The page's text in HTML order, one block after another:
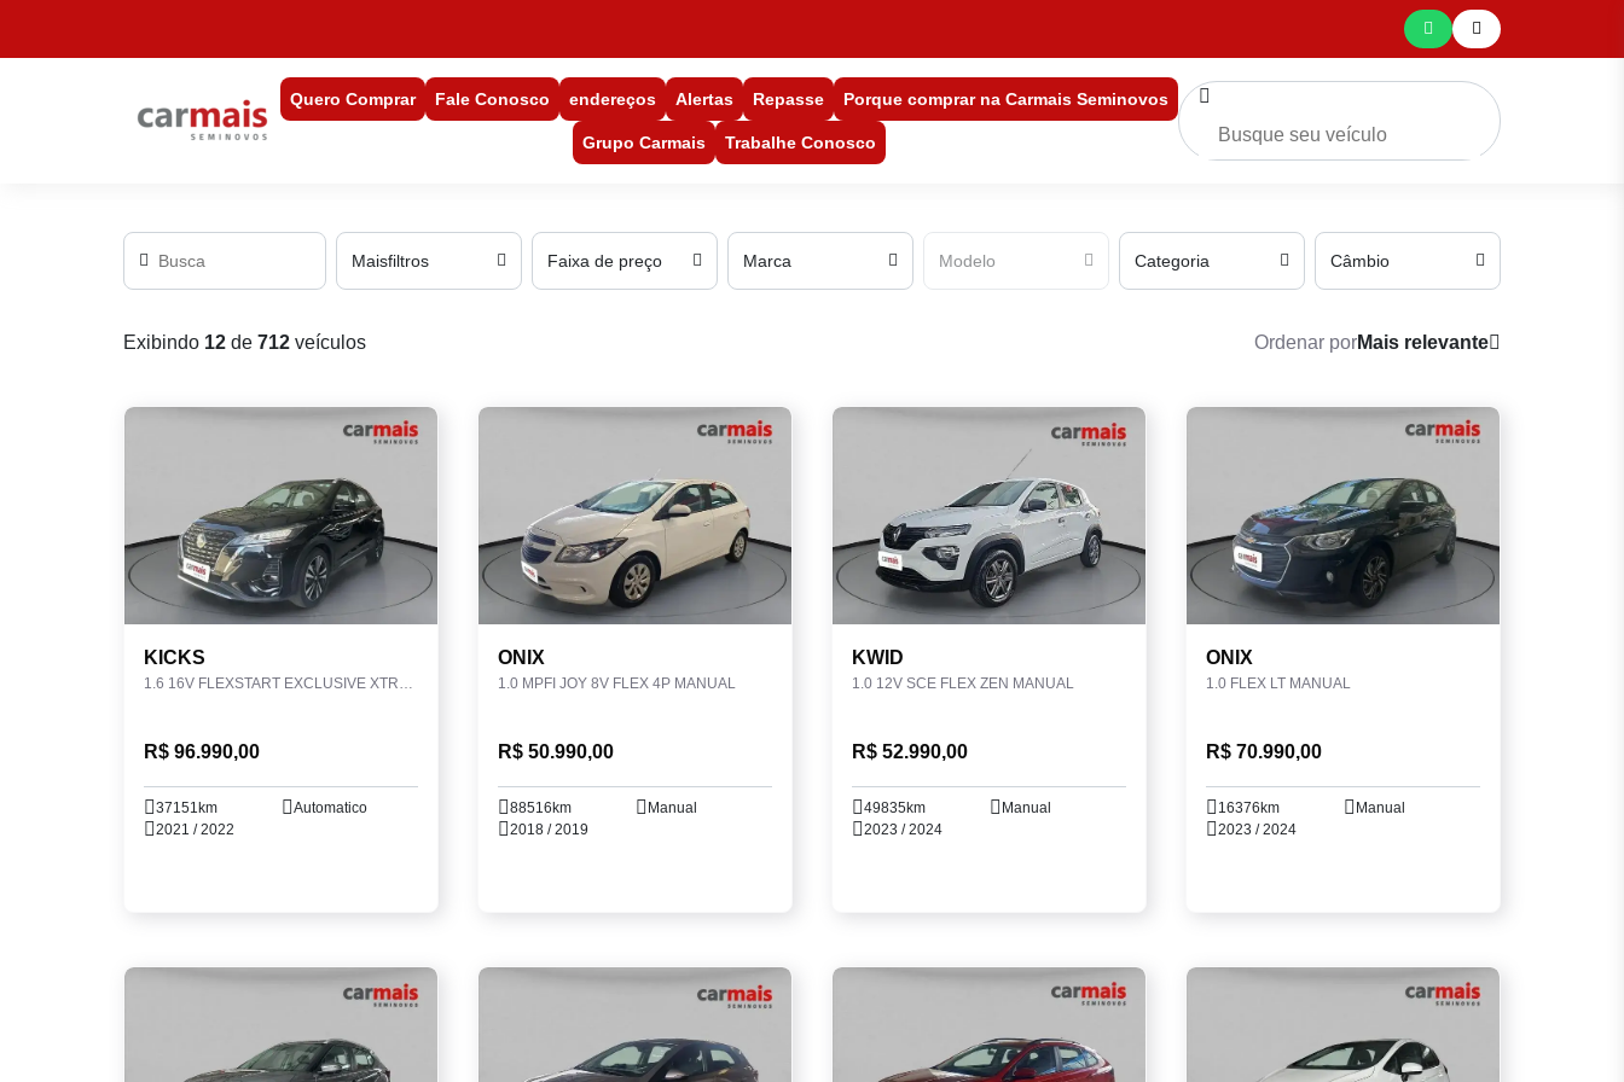
Quero Comprar Fale Conosco endereços Alertas Repasse Porque comprar na Carmais Seminovos
Grupo Carmais Trabalhe Conosco
Maisfiltros Faixa de preço Marca Modelo Categoria Câmbio
Exibindo 12 de 712 veículos Ordenar porMais relevante
KICKS
1.6 16V FLEXSTART EXCLUSIVE XTRONIC
R$ 96.990,00
37151km
Automatico
2021 / 2022
ONIX
1.0 MPFI JOY 8V FLEX 4P MANUAL
R$ 50.990,00
88516km
Manual
2018 / 2019
KWID
1.0 12V SCE FLEX ZEN MANUAL
R$ 52.990,00
49835km
Manual
2023 / 2024
ONIX
1.0 FLEX LT MANUAL
R$ 70.990,00
16376km
Manual
2023 / 2024